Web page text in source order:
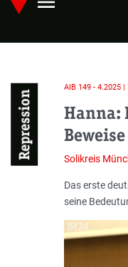
Skip
main
Repression
AIB 149 - 4.2025 |
Hanna:
Beweise
Solikreis
Einleitung
Das erste
seine